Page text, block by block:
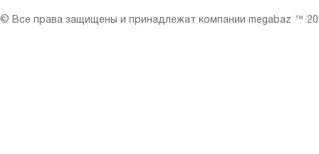
© Все права защищены и принадлежат компании megabaz ™